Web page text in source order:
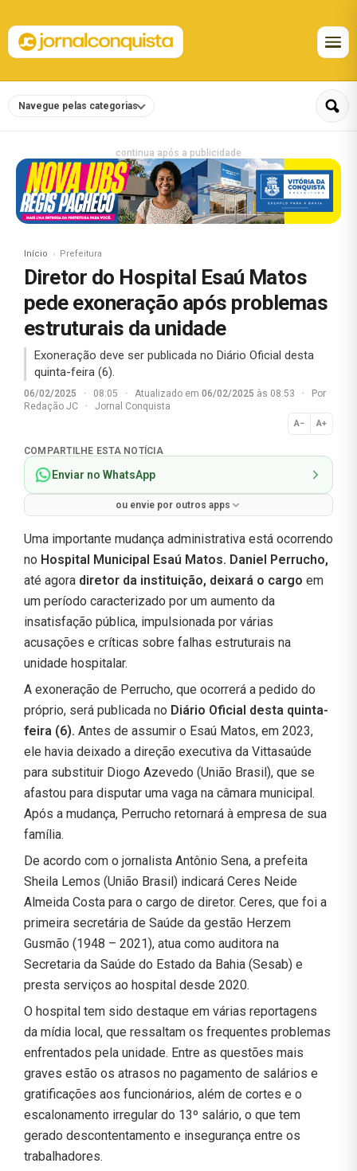
Navegue pelas categorias
continua após a publicidade
Início Prefeitura
Diretor do Hospital Esaú Matos
pede exoneração após problemas
estruturais da unidade
Exoneração deve ser publicada no Diário Oficial desta
quinta-feira (6).
06/02/2025 · 08:05 · Atualizado em 06/02/2025 às 08:53 ·
Por
Redação JC
· Jornal Conquista
A− A+
Normal
COMPARTILHE ESTA NOTÍCIA
Enviar no WhatsApp
ou envie por outros apps
Uma importante mudança administrativa está ocorrendo
no Hospital Municipal Esaú Matos. Daniel Perrucho,
até agora diretor da instituição, deixará o cargo em
um período caracterizado por um aumento da
insatisfação pública, impulsionada por várias
acusações e críticas sobre falhas estruturais na
unidade hospitalar.
A exoneração de Perrucho, que ocorrerá a pedido do
próprio, será publicada no Diário Oficial desta quinta-
feira (6). Antes de assumir o Esaú Matos, em 2023,
ele havia deixado a direção executiva da Vittasaúde
para substituir Diogo Azevedo (União Brasil), que se
afastou para disputar uma vaga na câmara municipal.
Após a mudança, Perrucho retornará à empresa de sua
família.
De acordo com o jornalista Antônio Sena, a prefeita
Sheila Lemos (União Brasil) indicará Ceres Neide
Almeida Costa para o cargo de diretor. Ceres, que foi a
primeira secretária de Saúde da gestão Herzem
Gusmão (1948 – 2021), atua como auditora na
Secretaria da Saúde do Estado da Bahia (Sesab) e
presta serviços ao hospital desde 2020.
O hospital tem sido destaque em várias reportagens
da mídia local, que ressaltam os frequentes problemas
enfrentados pela unidade. Entre as questões mais
graves estão os atrasos no pagamento de salários e
gratificações aos funcionários, além de cortes e o
escalonamento irregular do 13º salário, o que tem
gerado descontentamento e insegurança entre os
trabalhadores.